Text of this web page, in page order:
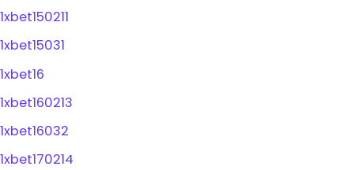
1xbet150211
1xbet15031
1xbet16
1xbet160213
1xbet16032
1xbet170214